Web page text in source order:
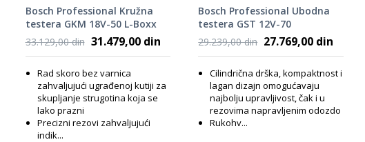
Bosch Professional Kružna
testera GKM 18V-50 L-Boxx
238 06016B8001
33.129,00 din 31.479,00 din
Rad skoro bez varnica
zahvaljujući ugrađenoj kutiji za
skupljanje strugotina koja se
lako prazni
Precizni rezovi zahvaljujući
indik...
Bosch Professional Ubodna
testera GST 12V-70
06015A1005
29.239,00 din 27.769,00 din
Cilindrična drška, kompaktnost i
lagan dizajn omogućavaju
najbolju upravljivost, čak i u
rezovima napravljenim odozdo
Rukohv...